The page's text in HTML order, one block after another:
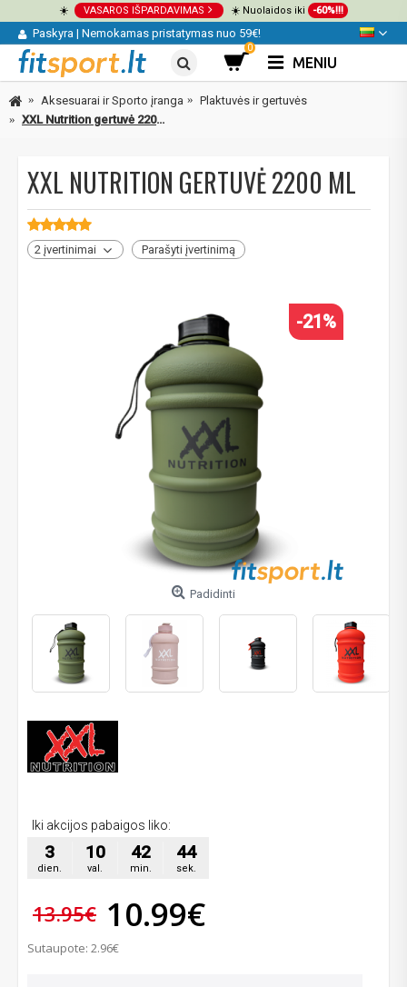
☀️ VASAROS IŠPARDAVIMAS ☀️ Nuolaidos iki -60%!!!
Paskyra | Nemokamas pristatymas nuo 59€!
0
MENIU
Aksesuarai ir Sporto įranga
Plaktuvės ir gertuvės
XXL Nutrition gertuvė 2200 ml
XXL NUTRITION GERTUVĖ 2200 ML
2 įvertinimai Parašyti įvertinimą
-21%
Padidinti
Iki akcijos pabaigos liko:
3
dien.
10
val.
42
min.
42
sek.
13.95€ 10.99€
Sutaupote: 2.96€